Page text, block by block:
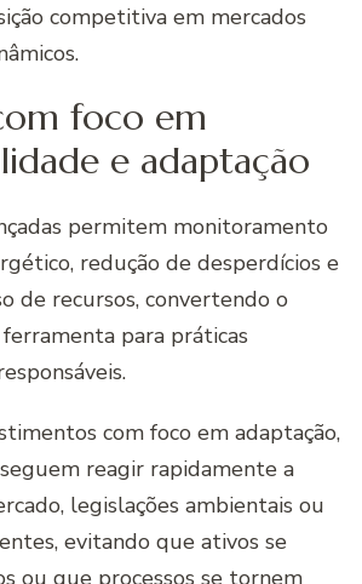
competitiva em mercados
foco em
e adaptação
permitem monitoramento
redução de desperdícios e
de recursos, convertendo o
para práticas
com foco em adaptação,
reagir rapidamente a
legislações ambientais ou
evitando que ativos se
ou que processos se tornem